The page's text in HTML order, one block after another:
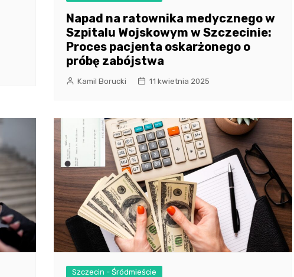
Napad na ratownika medycznego w
Szpitalu Wojskowym w Szczecinie:
Proces pacjenta oskarżonego o
próbę zabójstwa
Kamil Borucki 11 kwietnia 2025
Szczecin - Śródmieście